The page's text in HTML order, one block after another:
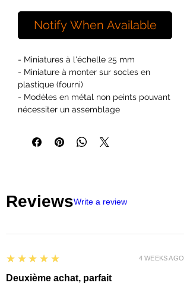
Notify When Available
- Miniatures à l'échelle 25 mm
- Miniature à monter sur socles en
plastique (fourni)
- Modèles en métal non peints pouvant
nécessiter un assemblage
Publishing, mettant en vedette des
personnalités et des monstres uniques
ReviewsWrite a review
5
★★★★★
Deuxième achat, parfait
4 WEEKS AGO